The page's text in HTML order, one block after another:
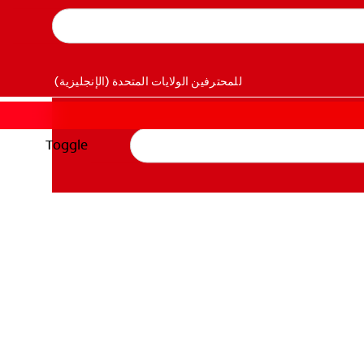
للمحترفين الولايات المتحدة (الإنجليزية)
Toggle